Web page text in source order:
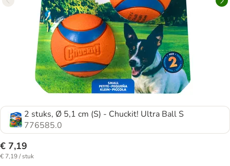
2 stuks, Ø 5,1 cm (S) - Chuckit! Ultra Ball S
776585.0
€ 7,19
€ 7,19 / stuk